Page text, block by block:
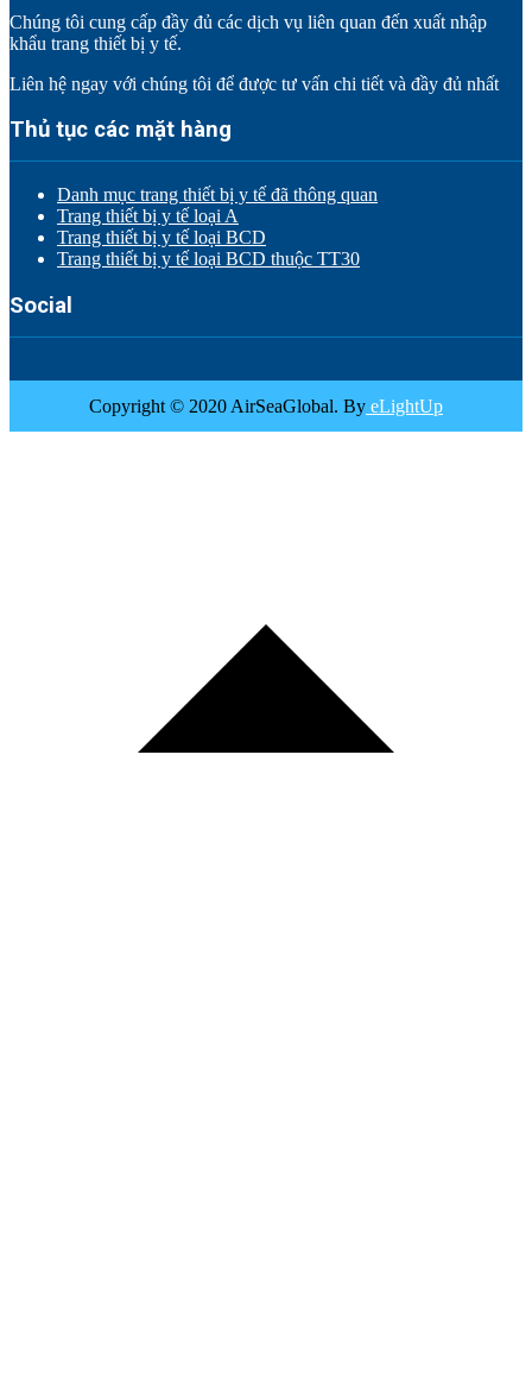
Chúng tôi cung cấp đầy đủ các dịch vụ liên quan đến xuất nhập
khẩu trang thiết bị y tế.
Liên hệ ngay với chúng tôi để được tư vấn chi tiết và đầy đủ nhất
Thủ tục các mặt hàng
Danh mục trang thiết bị y tế đã thông quan
Trang thiết bị y tế loại A
Trang thiết bị y tế loại BCD
Trang thiết bị y tế loại BCD thuộc TT30
Social
Copyright © 2020 AirSeaGlobal. By eLightUp